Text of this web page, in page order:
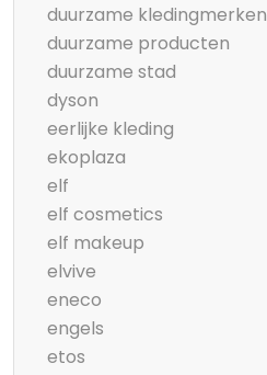
duurzame kledingmerken
duurzame producten
duurzame stad
dyson
eerlijke kleding
ekoplaza
elf
elf cosmetics
elf makeup
elvive
eneco
engels
etos